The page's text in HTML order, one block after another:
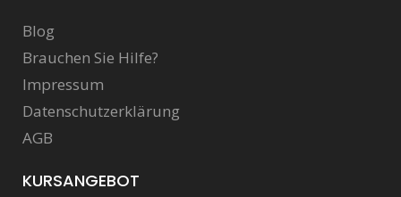
Blog
Brauchen Sie Hilfe?
Impressum
Datenschutzerklärung
AGB
KURSANGEBOT